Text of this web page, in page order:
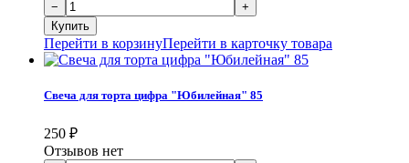
Перейти в корзинуПерейти в карточку товара
Свеча для торта цифра "Юбилейная" 85
250 ₽
Отзывов нет